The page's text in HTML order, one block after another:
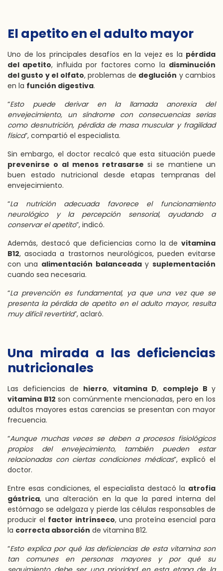
El apetito en el adulto mayor
Uno de los principales desafíos en la vejez es la pérdida
del apetito, influida por factores como la disminución
del gusto y el olfato, problemas de deglución y cambios
en la función digestiva.
“Esto puede derivar en la llamada anorexia del
envejecimiento, un síndrome con consecuencias serias
como desnutrición, pérdida de masa muscular y fragilidad
física”, compartió el especialista.
Sin embargo, el doctor recalcó que esta situación puede
prevenirse o al menos retrasarse si se mantiene un
buen estado nutricional desde etapas tempranas del
envejecimiento.
“La nutrición adecuada favorece el funcionamiento
neurológico y la percepción sensorial, ayudando a
conservar el apetito”, indicó.
Además, destacó que deficiencias como la de vitamina
B12, asociada a trastornos neurológicos, pueden evitarse
con una alimentación balanceada y suplementación
cuando sea necesaria.
“La prevención es fundamental, ya que una vez que se
presenta la pérdida de apetito en el adulto mayor, resulta
muy difícil revertirla”, aclaró.
Una mirada a las deficiencias
nutricionales
Las deficiencias de hierro, vitamina D, complejo B y
vitamina B12 son comúnmente mencionadas, pero en los
adultos mayores estas carencias se presentan con mayor
frecuencia.
“Aunque muchas veces se deben a procesos fisiológicos
propios del envejecimiento, también pueden estar
relacionadas con ciertas condiciones médicas”, explicó el
doctor.
Entre esas condiciones, el especialista destacó la atrofia
gástrica, una alteración en la que la pared interna del
estómago se adelgaza y pierde las células responsables de
producir el factor intrínseco, una proteína esencial para
la correcta absorción de vitamina B12.
“Esto explica por qué las deficiencias de esta vitamina son
tan comunes en personas mayores y por qué su